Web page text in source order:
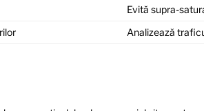
Evită supra-
Analizează